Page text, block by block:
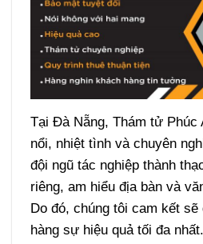
Tại Đà Nẵng, Thám tử Phúc
nổi, nhiệt tình và chuyên
đội ngũ tác nghiệp thành
riêng, am hiểu địa bàn và
Do đó, chúng tôi cam kết
hàng sự hiệu quả tối đa nhất.